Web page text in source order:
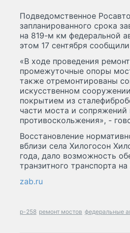
Подведомственное
запланированного срока
на 819-м км федеральной
этом 17 сентября
«В ходе проведения
промежуточные опоры
также отремонтированы
искусственном
покрытием из
части моста и
противоскольжения», -
Восстановление
вблизи села Хилогосон
года, дало возможность
транзитного транспорта
zab.ru
р-258 ремонт мостов федеральные